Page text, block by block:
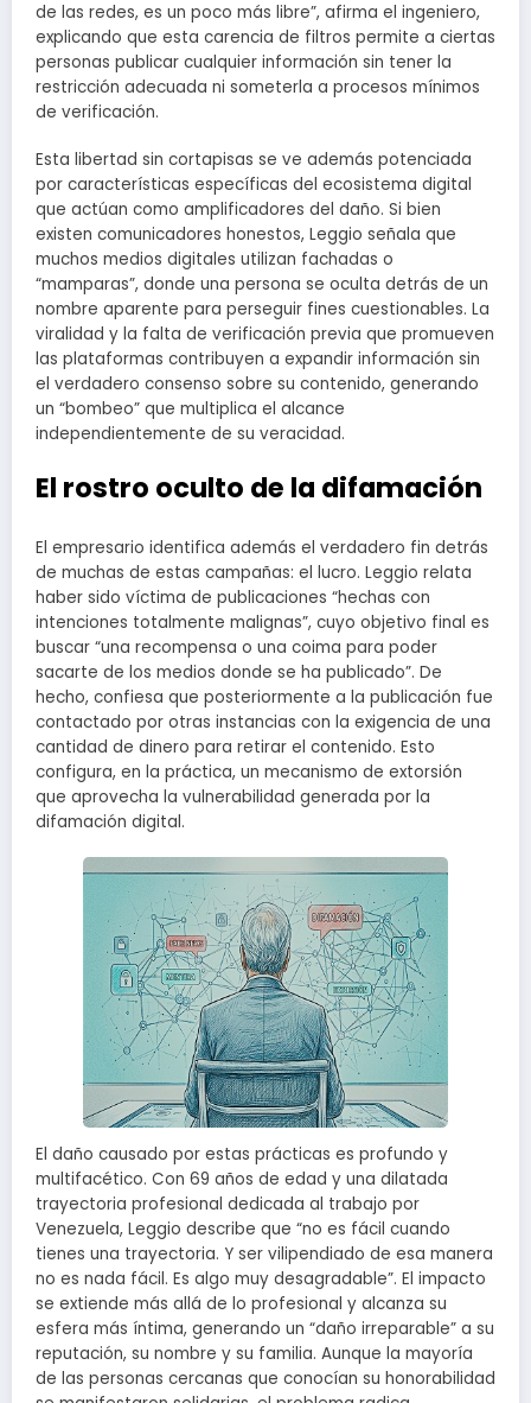
de las redes, es un poco más libre”, afirma el ingeniero,
explicando que esta carencia de filtros permite a ciertas
personas publicar cualquier información sin tener la
restricción adecuada ni someterla a procesos mínimos
de verificación.
Esta libertad sin cortapisas se ve además potenciada
por características específicas del ecosistema digital
que actúan como amplificadores del daño. Si bien
existen comunicadores honestos, Leggio señala que
muchos medios digitales utilizan fachadas o
“mamparas”, donde una persona se oculta detrás de un
nombre aparente para perseguir fines cuestionables. La
viralidad y la falta de verificación previa que promueven
las plataformas contribuyen a expandir información sin
el verdadero consenso sobre su contenido, generando
un “bombeo” que multiplica el alcance
independientemente de su veracidad.
El rostro oculto de la difamación
El empresario identifica además el verdadero fin detrás
de muchas de estas campañas: el lucro. Leggio relata
haber sido víctima de publicaciones “hechas con
intenciones totalmente malignas”, cuyo objetivo final es
buscar “una recompensa o una coima para poder
sacarte de los medios donde se ha publicado”. De
hecho, confiesa que posteriormente a la publicación fue
contactado por otras instancias con la exigencia de una
cantidad de dinero para retirar el contenido. Esto
configura, en la práctica, un mecanismo de extorsión
que aprovecha la vulnerabilidad generada por la
difamación digital.
El daño causado por estas prácticas es profundo y
multifacético. Con 69 años de edad y una dilatada
trayectoria profesional dedicada al trabajo por
Venezuela, Leggio describe que “no es fácil cuando
tienes una trayectoria. Y ser vilipendiado de esa manera
no es nada fácil. Es algo muy desagradable”. El impacto
se extiende más allá de lo profesional y alcanza su
esfera más íntima, generando un “daño irreparable” a su
reputación, su nombre y su familia. Aunque la mayoría
de las personas cercanas que conocían su honorabilidad